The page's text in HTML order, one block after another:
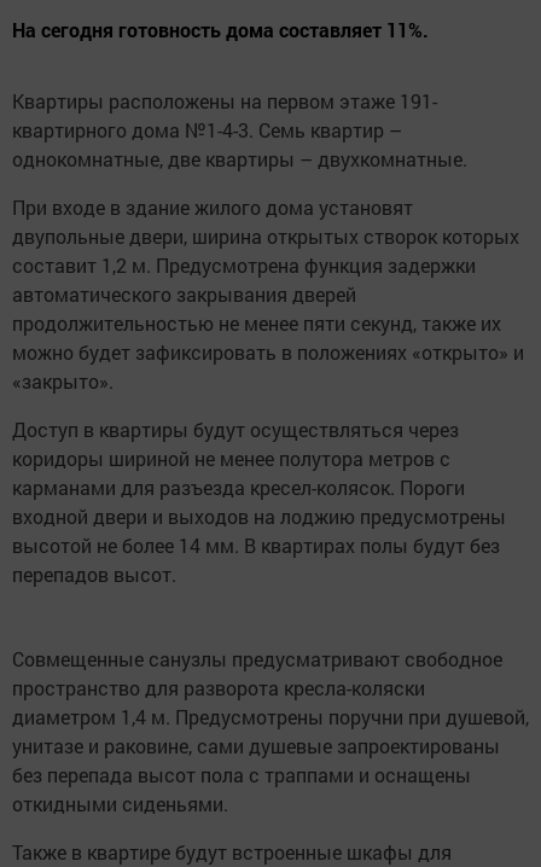
На сегодня готовность дома составляет 11%.
Квартиры расположены на первом этаже 191-
квартирного дома №1-4-3. Семь квартир –
однокомнатные, две квартиры – двухкомнатные.
При входе в здание жилого дома установят
двупольные двери, ширина открытых створок которых
составит 1,2 м. Предусмотрена функция задержки
автоматического закрывания дверей
продолжительностью не менее пяти секунд, также их
можно будет зафиксировать в положениях «открыто» и
«закрыто».
Доступ в квартиры будут осуществляться через
коридоры шириной не менее полутора метров с
карманами для разъезда кресел-колясок. Пороги
входной двери и выходов на лоджию предусмотрены
высотой не более 14 мм. В квартирах полы будут без
перепадов высот.
Совмещенные санузлы предусматривают свободное
пространство для разворота кресла-коляски
диаметром 1,4 м. Предусмотрены поручни при душевой,
унитазе и раковине, сами душевые запроектированы
без перепада высот пола с траппами и оснащены
откидными сиденьями.
Также в квартире будут встроенные шкафы для